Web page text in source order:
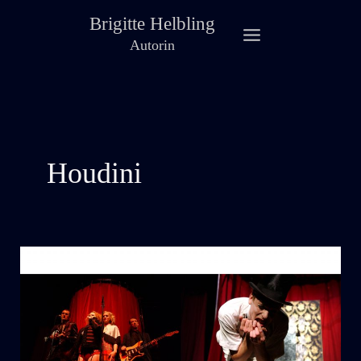
Brigitte Helbling
Autorin
Houdini